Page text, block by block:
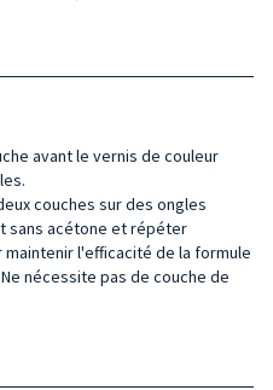
avant le vernis de couleur
couches sur des ongles
sans acétone et répéter
l'efficacité de la formule
nécessite pas de couche de